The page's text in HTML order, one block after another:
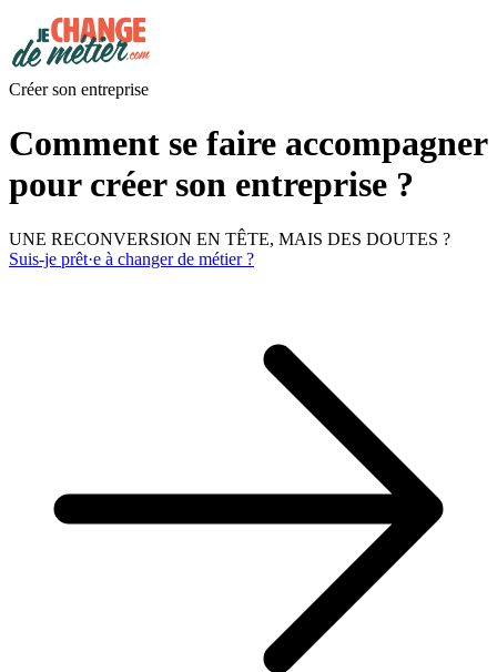
Créer son entreprise
Comment se faire accompagner
pour créer son entreprise ?
UNE RECONVERSION EN TÊTE, MAIS DES DOUTES ?
Suis-je prêt·e à changer de métier ?